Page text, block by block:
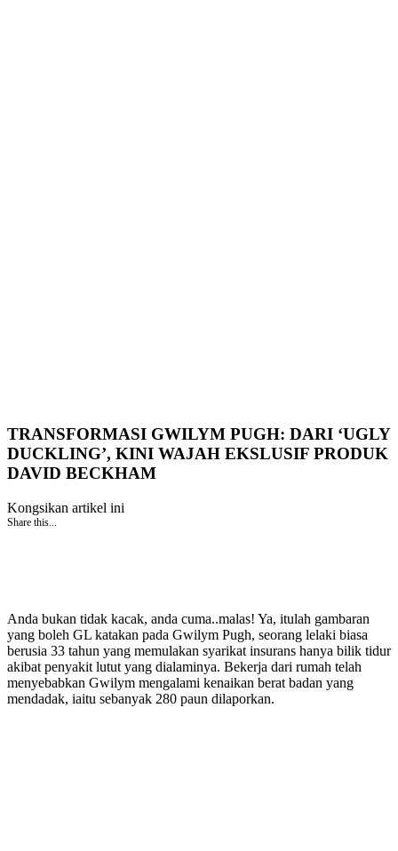
TRANSFORMASI GWILYM PUGH: DARI ‘UGLY
DUCKLING’, KINI WAJAH EKSLUSIF PRODUK
DAVID BECKHAM
Kongsikan artikel ini
Share this...
Anda bukan tidak kacak, anda cuma..malas! Ya, itulah gambaran
yang boleh GL katakan pada Gwilym Pugh, seorang lelaki biasa
berusia 33 tahun yang memulakan syarikat insurans hanya bilik tidur
akibat penyakit lutut yang dialaminya. Bekerja dari rumah telah
menyebabkan Gwilym mengalami kenaikan berat badan yang
mendadak, iaitu sebanyak 280 paun dilaporkan.